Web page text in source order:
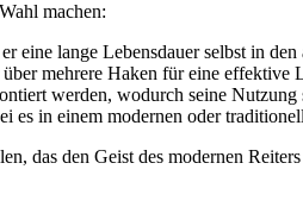
machen:
eine lange Lebensdauer selbst in
mehrere Haken für eine effektive
werden, wodurch seine Nutzung
es in einem modernen oder
das den Geist des modernen